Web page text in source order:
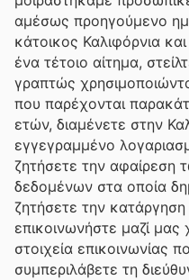
αμέσως προηγούμενο
κάτοικος Καλιφόρνια
ένα τέτοιο αίτημα,
γραπτώς
που παρέχονται
ετών, διαμένετε στην
εγγεγραμμένο
ζητήσετε την αφαίρεση
δεδομένων στα οποία
ζητήσετε την
επικοινωνήστε μαζί
στοιχεία επικοινωνίας
συμπεριλάβετε τη